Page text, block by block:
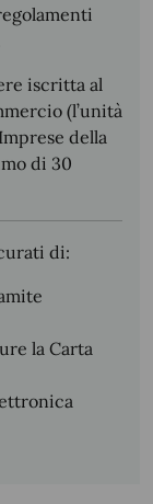
iscritta al
(l’unità
della
di 30
di:
la Carta